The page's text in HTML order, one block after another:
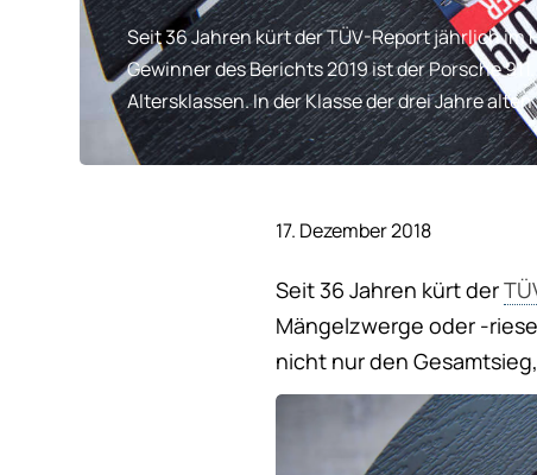
Seit 36 Jahren kürt der TÜV-Report jährlich
Gewinner des Berichts 2019 ist der Porsche
Altersklassen. In der Klasse der drei Jahre
17. Dezember 2018
Seit 36 Jahren kürt der
Mängelzwerge oder -
nicht nur den